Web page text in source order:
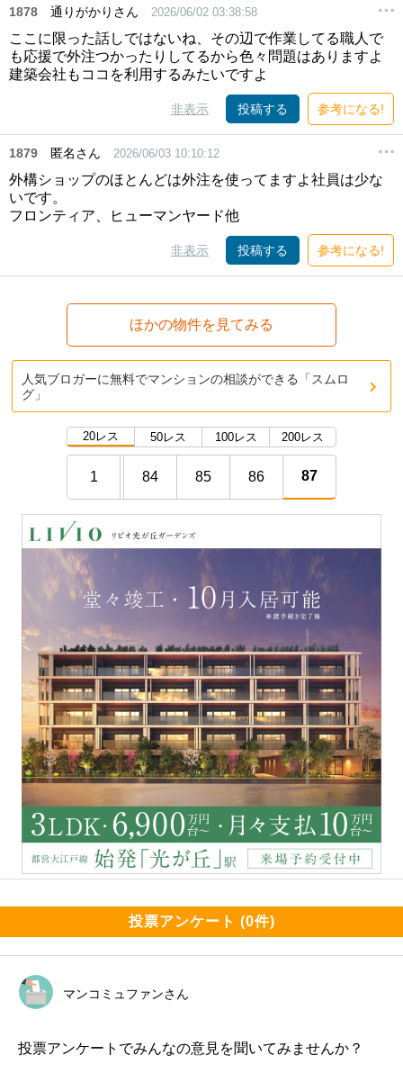
1878 通りがかりさん 2026/06/02 03:38:58
ここに限った話しではないね、その辺で作業してる職人で
も応援で外注つかったりしてるから色々問題はありますよ
建築会社もココを利用するみたいですよ
非表示 投稿する 参考になる!
1879 匿名さん 2026/06/03 10:10:12
外構ショップのほとんどは外注を使ってますよ社員は少な
いです。
フロンティア、ヒューマンヤード他
非表示 投稿する 参考になる!
ほかの物件を見てみる
人気ブロガーに無料でマンションの相談ができる「スムロ
グ」
20レス 50レス 100レス 200レス
1 84 85 86 87
投票アンケート (0件)
マンコミュファンさん
投票アンケートでみんなの意見を聞いてみませんか？